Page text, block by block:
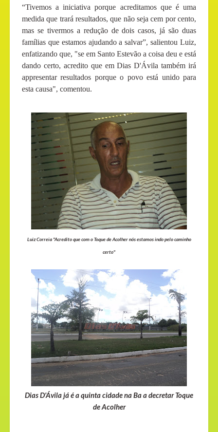
“Tivemos a iniciativa porque acreditamos que é uma
medida que trará resultados, que não seja cem por cento,
mas se tivermos a redução de dois casos, já são duas
famílias que estamos ajudando a salvar”, salientou Luiz,
enfatizando que, "se em Santo Estevão a coisa deu e está
dando certo, acredito que em Dias D'Ávila também irá
appresentar resultados porque o povo está unido para
esta causa", comentou.
Luiz Correia "Acredito que com o Toque de Acolher nós estamos indo pelo caminho
certo"
Dias D'Ávila já é a quinta cidade na Ba a decretar Toque
de Acolher